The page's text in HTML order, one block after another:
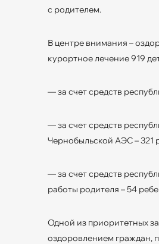
с родителем.
В центре внимания –
курортное лечение 919
— за счет средств
— за счет средств
Чернобыльской АЭС – 321
— за счет средств
работы родителя – 54
Одной из приоритетных
оздоровлением граждан,